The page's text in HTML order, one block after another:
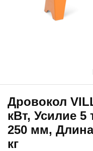
Дровокол
кВт, Усилие 5
250 мм,
кг